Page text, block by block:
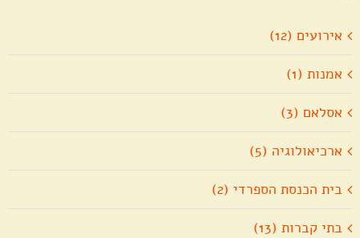
אירועים (12)
אמנות (1)
אסלאם (3)
ארכיאולוגיה (5)
בית הכנסת הספרדי (2)
בתי קברות (13)